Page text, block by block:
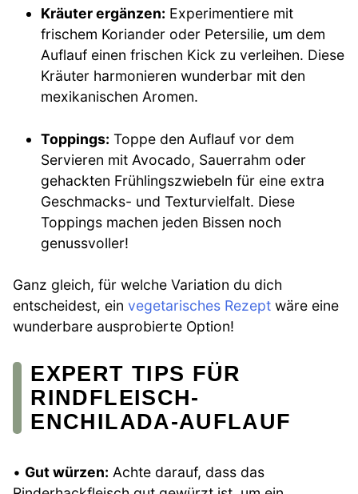
Kräuter ergänzen: Experimentiere mit
frischem Koriander oder Petersilie, um dem
Auflauf einen frischen Kick zu verleihen. Diese
Kräuter harmonieren wunderbar mit den
mexikanischen Aromen.
Toppings: Toppe den Auflauf vor dem
Servieren mit Avocado, Sauerrahm oder
gehackten Frühlingszwiebeln für eine extra
Geschmacks- und Texturvielfalt. Diese
Toppings machen jeden Bissen noch
genussvoller!
Ganz gleich, für welche Variation du dich
entscheidest, ein vegetarisches Rezept wäre eine
wunderbare ausprobierte Option!
EXPERT TIPS FÜR
RINDFLEISCH-
ENCHILADA-AUFLAUF
• Gut würzen: Achte darauf, dass das